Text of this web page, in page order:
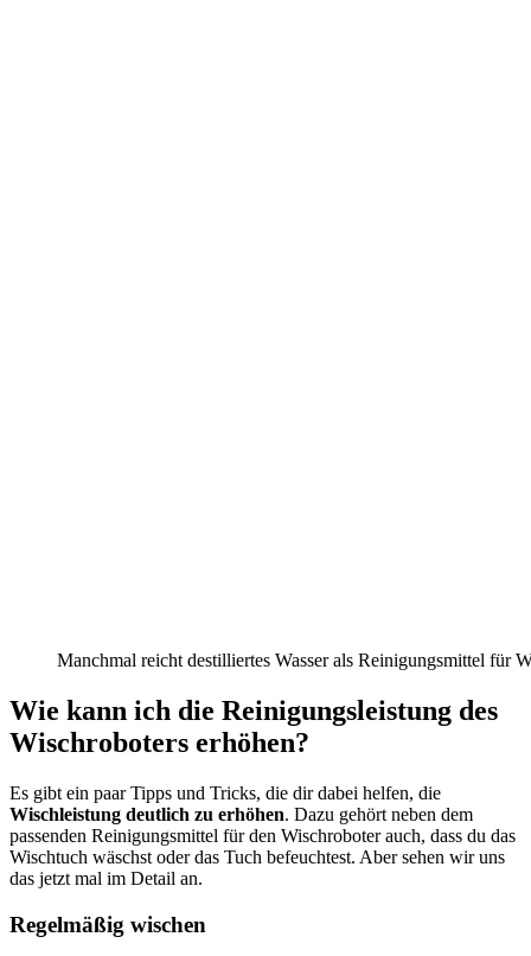
Manchmal reicht destilliertes Wasser als Reinigungsmittel für
Wie kann ich die Reinigungsleistung des
Wischroboters erhöhen?
Es gibt ein paar Tipps und Tricks, die dir dabei helfen, die
Wischleistung deutlich zu erhöhen. Dazu gehört neben dem
passenden Reinigungsmittel für den Wischroboter auch, dass du das
Wischtuch wäschst oder das Tuch befeuchtest. Aber sehen wir uns
das jetzt mal im Detail an.
Regelmäßig wischen